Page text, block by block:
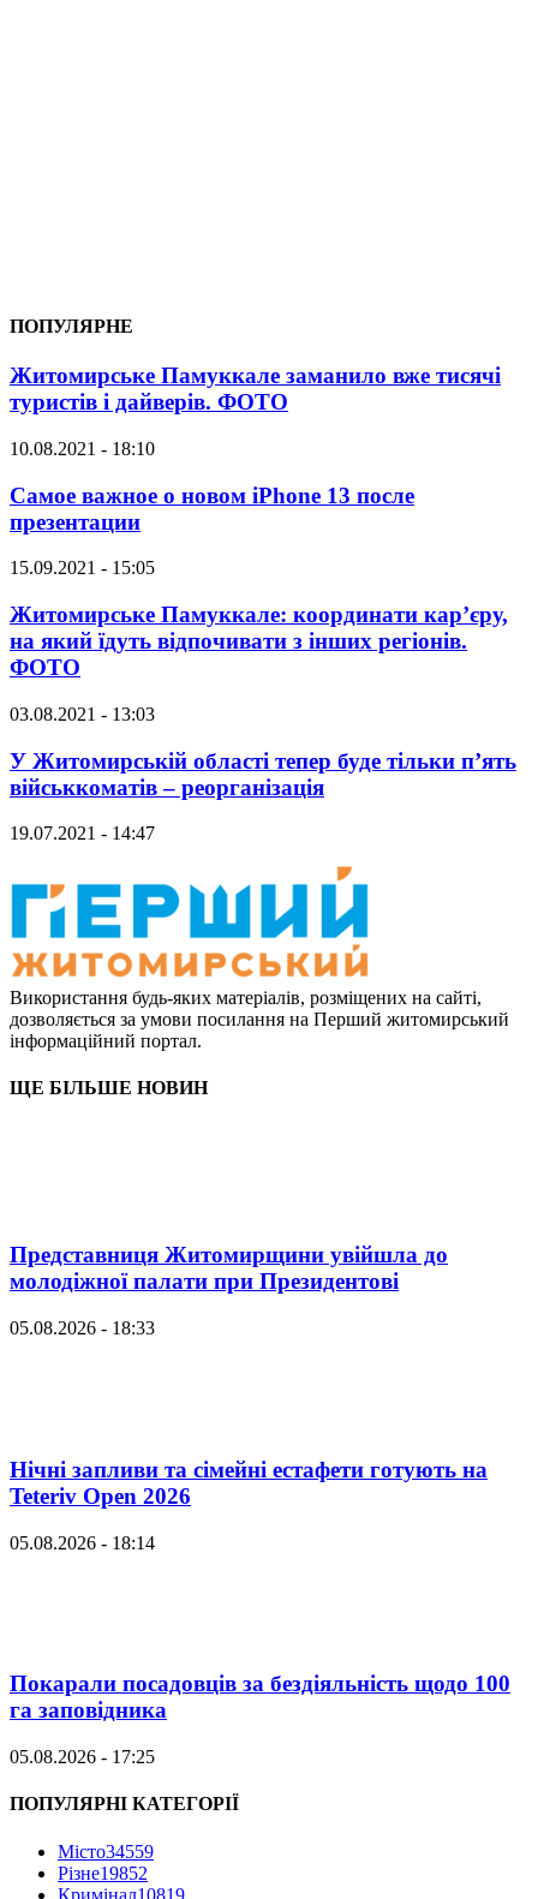
ПОПУЛЯРНЕ
Житомирське Памуккале заманило вже тисячі
туристів і дайверів. ФОТО
10.08.2021 - 18:10
Самое важное о новом iPhone 13 после
презентации
15.09.2021 - 15:05
Житомирське Памуккале: координати кар’єру,
на який їдуть відпочивати з інших регіонів.
ФОТО
03.08.2021 - 13:03
У Житомирській області тепер буде тільки п’ять
військкоматів – реорганізація
19.07.2021 - 14:47
Використання будь-яких матеріалів, розміщених на сайті,
дозволяється за умови посилання на Перший житомирський
інформаційний портал.
ЩЕ БІЛЬШЕ НОВИН
Представниця Житомирщини увійшла до
молодіжної палати при Президентові
05.08.2026 - 18:33
Нічні запливи та сімейні естафети готують на
Teteriv Open 2026
05.08.2026 - 18:14
Покарали посадовців за бездіяльність щодо 100
га заповідника
05.08.2026 - 17:25
ПОПУЛЯРНІ КАТЕГОРІЇ
Місто34559
Різне19852
Кримінал10819